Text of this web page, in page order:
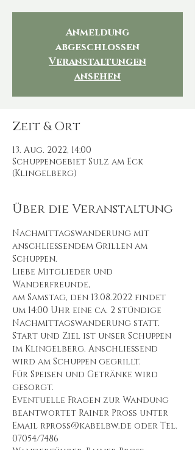
Anmeldung
abgeschlossen
Veranstaltungen
ansehen
Zeit & Ort
13. Aug. 2022, 14:00
Schuppengebiet Sulz am Eck
(Klingelberg)
Über die Veranstaltung
Nachmittagswanderung mit
anschließendem Grillen am
Schuppen.
Liebe Mitglieder und
Wanderfreunde,
am Samstag, den 13.08.2022 findet
um 14:00 Uhr eine ca. 2 stündige
Nachmittagswanderung statt.
Start und Ziel ist unser Schuppen
im Klingelberg. Anschließend
wird am Schuppen gegrillt.
Für Speisen und Getränke wird
gesorgt.
Eventuelle Fragen zur Wandung
beantwortet Rainer Proß unter
Email rpross@kabelbw.de oder Tel.
07054/7486